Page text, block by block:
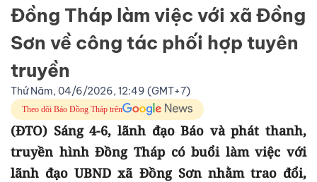
Đồng Tháp làm việc với xã Đồng
Sơn về công tác phối hợp tuyên
truyền
Thứ Năm, 04/6/2026, 12:49 (GMT+7)
Theo dõi Báo Đồng Tháp trên
(ĐTO) Sáng 4-6, lãnh đạo Báo và phát thanh,
truyền hình Đồng Tháp có buổi làm việc với
lãnh đạo UBND xã Đồng Sơn nhằm trao đổi,